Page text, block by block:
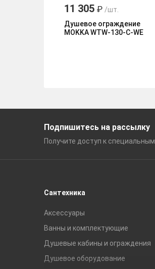
11 305 ₽ /шт.
Душевое ограждение
MOKKA WTW-130-C-WE
Подпишитесь на рассылку
Получите доступ к специальным
Сантехника
Аксессуары
Ванны и комплектующие
Душевые кабины и ограждения
Душевое оборудование